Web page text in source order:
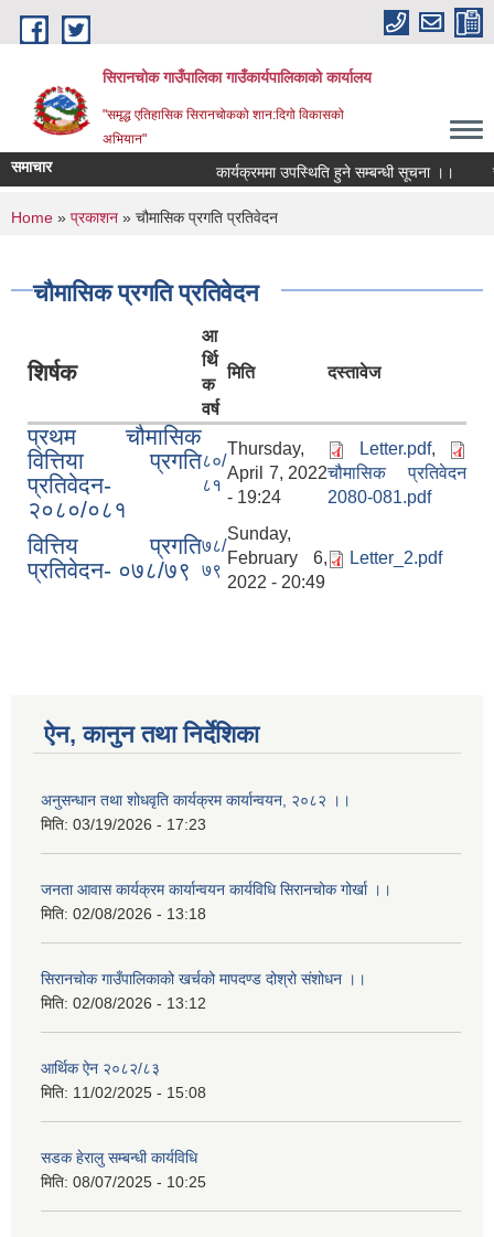
Skip to main content
सिरानचोक गाउँपालिका गाउँकार्यपालिकाको कार्यालय
"समृद्ध एतिहासिक सिरानचोकको शान:दिगो विकासको
अभियान"
समाचार कार्यक्रममा उपस्थिति हुने सम्बन्धी सूचना ।।
You are here
Home » प्रकाशन » चौमासिक प्रगति प्रतिवेदन
चौमासिक प्रगति प्रतिवेदन
शिर्षक
आ
र्थि
क
वर्ष
मिति दस्तावेज
प्रथम चौमासिक
वित्तिया प्रगति
प्रतिवेदन-
२०८०/०८१
८०/
८१
Thursday,
April 7, 2022
- 19:24
Letter.pdf,
चौमासिक प्रतिवेदन
2080-081.pdf
वित्तिय प्रगति
प्रतिवेदन- ०७८/७९
७८/
७९
Sunday,
February 6,
2022 - 20:49
Letter_2.pdf
ऐन, कानुन तथा निर्देशिका
अनुसन्धान तथा शोधवृति कार्यक्रम कार्यान्वयन, २०८२ ।।
मिति: 03/19/2026 - 17:23
जनता आवास कार्यक्रम कार्यान्वयन कार्यविधि सिरानचोक गोर्खा ।।
मिति: 02/08/2026 - 13:18
सिरानचोक गाउँपालिकाको खर्चको मापदण्ड दोश्रो संशोधन ।।
मिति: 02/08/2026 - 13:12
आर्थिक ऐन २०८२/८३
मिति: 11/02/2025 - 15:08
सडक हेरालु सम्बन्धी कार्यविधि
मिति: 08/07/2025 - 10:25